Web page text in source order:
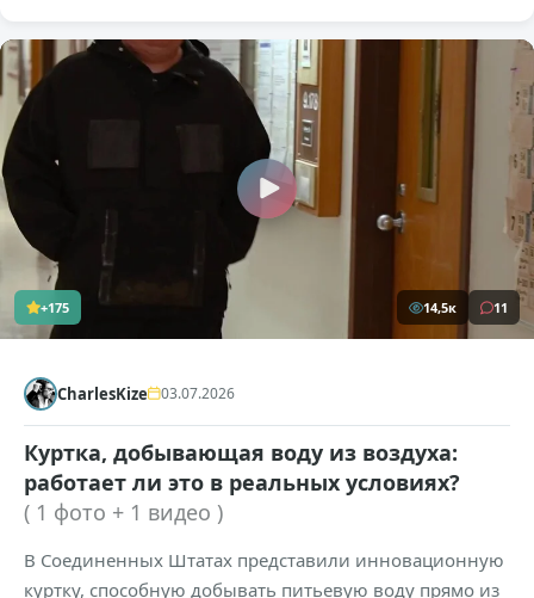
+175 14,5к 11
CharlesKize 03.07.2026
Куртка, добывающая воду из воздуха:
работает ли это в реальных условиях?
( 1 фото + 1 видео )
В Соединенных Штатах представили инновационную
куртку, способную добывать питьевую воду прямо из